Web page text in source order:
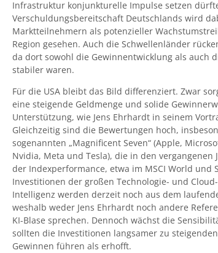
Infrastruktur konjunkturelle Impulse setzen
Verschuldungsbereitschaft Deutschlands wird
Marktteilnehmern als potenzieller
Region gesehen. Auch die Schwellenländer
da dort sowohl die Gewinnentwicklung als auch
stabiler waren.
Für die USA bleibt das Bild differenziert. Zwar
eine steigende Geldmenge und solide
Unterstützung, wie Jens Ehrhardt in seinem
Gleichzeitig sind die Bewertungen hoch,
sogenannten „Magnificent Seven“ (Apple,
Nvidia, Meta und Tesla), die in den vergangenen
der Indexperformance, etwa im MSCI World und
Investitionen der großen Technologie- und
Intelligenz werden derzeit noch aus dem
weshalb weder Jens Ehrhardt noch andere
KI-Blase sprechen. Dennoch wächst die
sollten die Investitionen langsamer zu
Gewinnen führen als erhofft.